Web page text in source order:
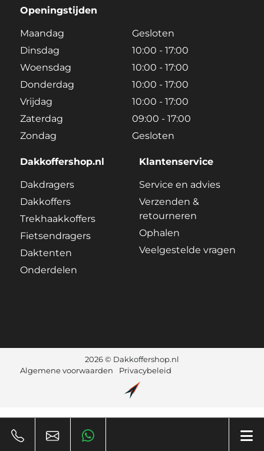
Openingstijden
Maandag
Gesloten
Dinsdag
10:00 - 17:00
Woensdag
10:00 - 17:00
Donderdag
10:00 - 17:00
Vrijdag
10:00 - 17:00
Zaterdag
09:00 - 17:00
Zondag
Gesloten
Dakkoffershop.nl
Dakdragers
Dakkoffers
Trekhaakkoffers
Fietsendragers
Daktenten
Onderdelen
Klantenservice
Service en advies
Verzenden &
retourneren
Ophalen
Veelgestelde vragen
2026 © Dakkoffershop.nl
Algemene voorwaarden
Privacybeleid